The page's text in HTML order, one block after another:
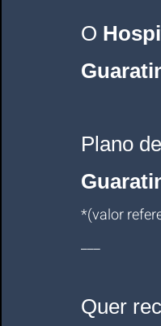
O
Plano
*(valor
___
Quer